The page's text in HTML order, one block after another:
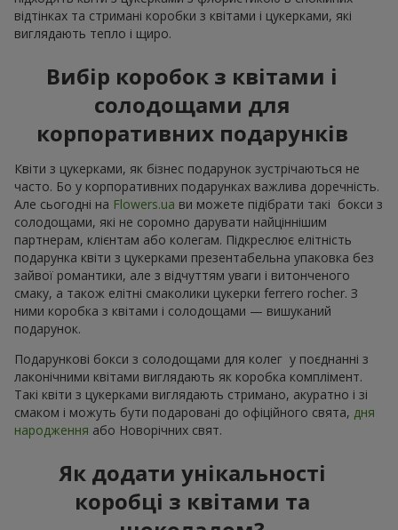
відтінках та стримані коробки з квітами і цукерками, які
виглядають тепло і щиро.
Вибір коробок з квітами і
солодощами для
корпоративних подарунків
Квіти з цукерками, як бізнес подарунок зустрічаються не
часто. Бо у корпоративних подарунках важлива доречність.
Але сьогодні на Flowers.ua ви можете підібрати такі бокси з
солодощами, які не соромно дарувати найціннішим
партнерам, клієнтам або колегам. Підкреслює елітність
подарунка квіти з цукерками презентабельна упаковка без
зайвої романтики, але з відчуттям уваги і витонченого
смаку, а також елітні смаколики цукерки ferrero rocher. З
ними коробка з квітами і солодощами — вишуканий
подарунок.
Подарункові бокси з солодощами для колег у поєднанні з
лаконічними квітами виглядають як коробка комплімент.
Такі квіти з цукерками виглядають стримано, акуратно і зі
смаком і можуть бути подаровані до офіційного свята, дня
народження або Новорічних свят.
Як додати унікальності
коробці з квітами та